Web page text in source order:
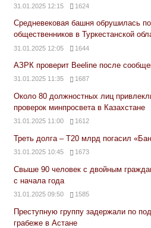
31.01.2025 12:15 1624
Средневековая башня обрушилась
общественников в Туркестанской
31.01.2025 12:05 1644
АЗРК проверит Beeline после
31.01.2025 11:35 1687
Около 80 должностных лиц
проверок минпросвета в Казахстане
31.01.2025 11:00 1612
Треть долга – Т20 млрд погасил
31.01.2025 10:45 1673
Свыше 90 человек с двойным
с начала года
31.01.2025 09:50 1585
Преступную группу задержали по
грабеже в Астане